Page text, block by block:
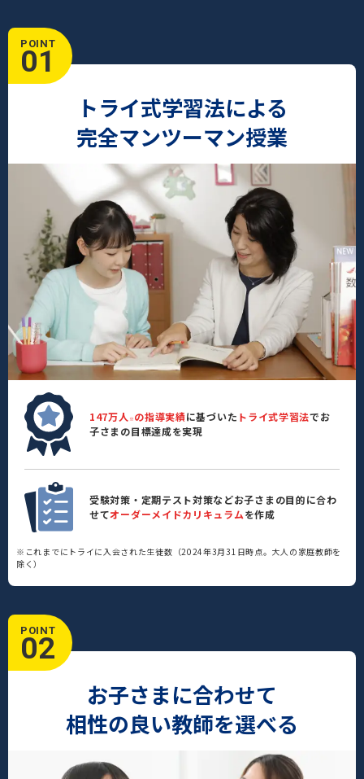
POINT
01
トライ式学習法による
完全マンツーマン授業
147万人 ※ の指導実績に基づいた トライ式学習法でお
子さまの目標達成を実現
受験対策・定期テスト対策などお子さまの目的に合わ
せてオーダーメイドカリキュラムを作成
※これまでにトライに入会された生徒数（2024年3月31日時点。大人の家庭教師を
除く）
POINT
02
お子さまに合わせて
相性の良い教師を選べる